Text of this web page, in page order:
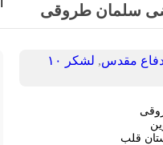
سلمان طروقی
مقدس,
لشکر ۱۰
قلب